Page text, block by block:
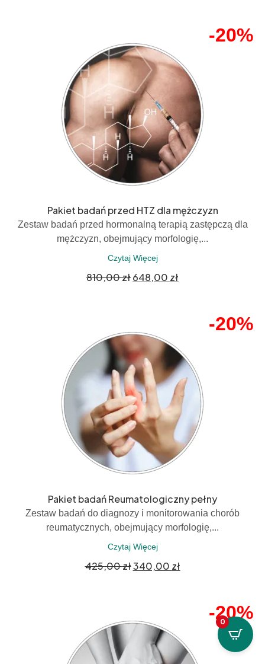
-20%
Pakiet badań przed HTZ dla mężczyzn
Zestaw badań przed hormonalną terapią zastępczą dla
mężczyzn, obejmujący morfologię,...
Czytaj Więcej
810,00zł648,00 zł
-20%
Pakiet badań Reumatologiczny pełny
Zestaw badań do diagnozy i monitorowania chorób
reumatycznych, obejmujący morfologię,...
Czytaj Więcej
425,00zł340,00 zł
-20%
0